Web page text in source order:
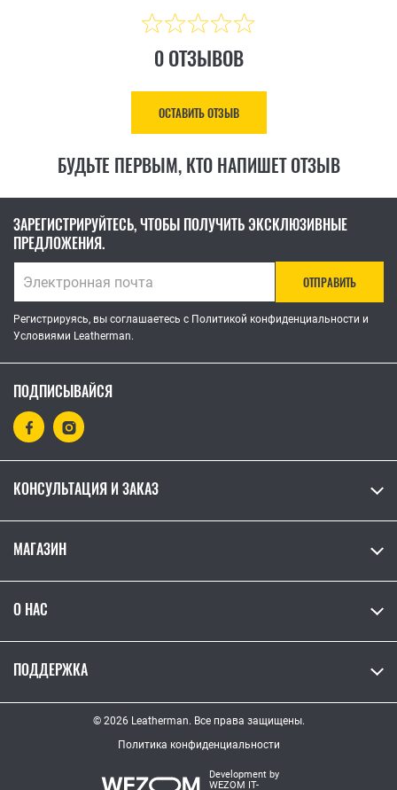
0 ОТЗЫВОВ
ОСТАВИТЬ ОТЗЫВ
БУДЬТЕ ПЕРВЫМ, КТО НАПИШЕТ ОТЗЫВ
ЗАРЕГИСТРИРУЙТЕСЬ, ЧТОБЫ ПОЛУЧИТЬ ЭКСКЛЮЗИВНЫЕ
ПРЕДЛОЖЕНИЯ.
ОТПРАВИТЬ
Регистрируясь, вы соглашаетесь с Политикой конфиденциальности и
Условиями Leatherman.
ПОДПИСЫВАЙСЯ
КОНСУЛЬТАЦИЯ И ЗАКАЗ
МАГАЗИН
О НАС
ПОДДЕРЖКА
© 2026 Leatherman. Все права защищены.
Политика конфиденциальности
Development by
WEZOM IT-